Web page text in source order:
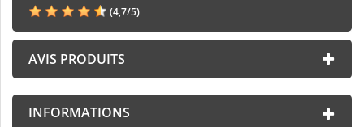
(4,7/5)
AVIS PRODUITS
INFORMATIONS